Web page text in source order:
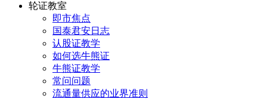
轮证教室
即市焦点
国泰君安日志
认股证教学
如何选牛熊证
牛熊证教学
常问问题
流通量供应的业界准则